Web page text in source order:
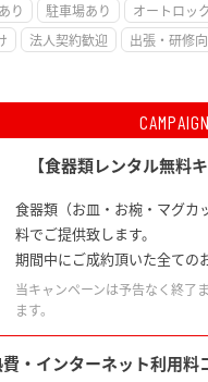
り 駐車場あり オートロッ
法人契約歓迎 出張・研修
CAMPAIGN
【食器類レンタル無料
食器類（お皿・お椀・マグカ
料でご提供致します。
期間中にご成約頂いた全ての
当キャンペーンは予告なく終了
ます。
費・インターネット利用料